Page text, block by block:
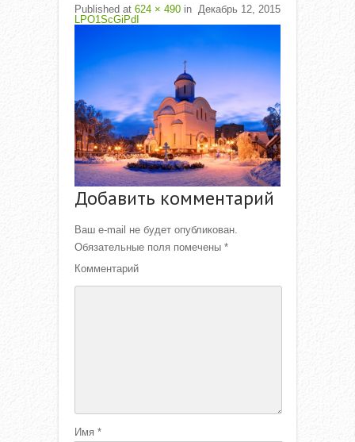
Published Декабрь 12, 2015
at 624 × 490 in
LPO1ScGiPdI
Добавить комментарий
Ваш e-mail не будет опубликован.
Обязательные поля помечены *
Комментарий
Имя *